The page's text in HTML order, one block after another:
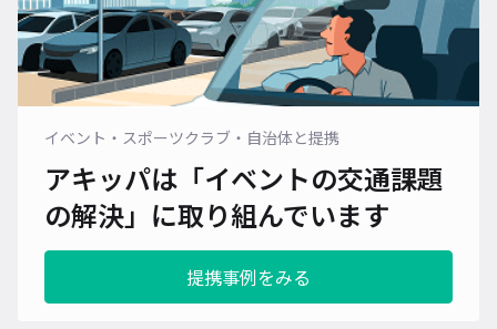
イベント・スポーツクラブ・自治体と提携
アキッパは「イベントの交通課題
の解決」に取り組んでいます
提携事例をみる